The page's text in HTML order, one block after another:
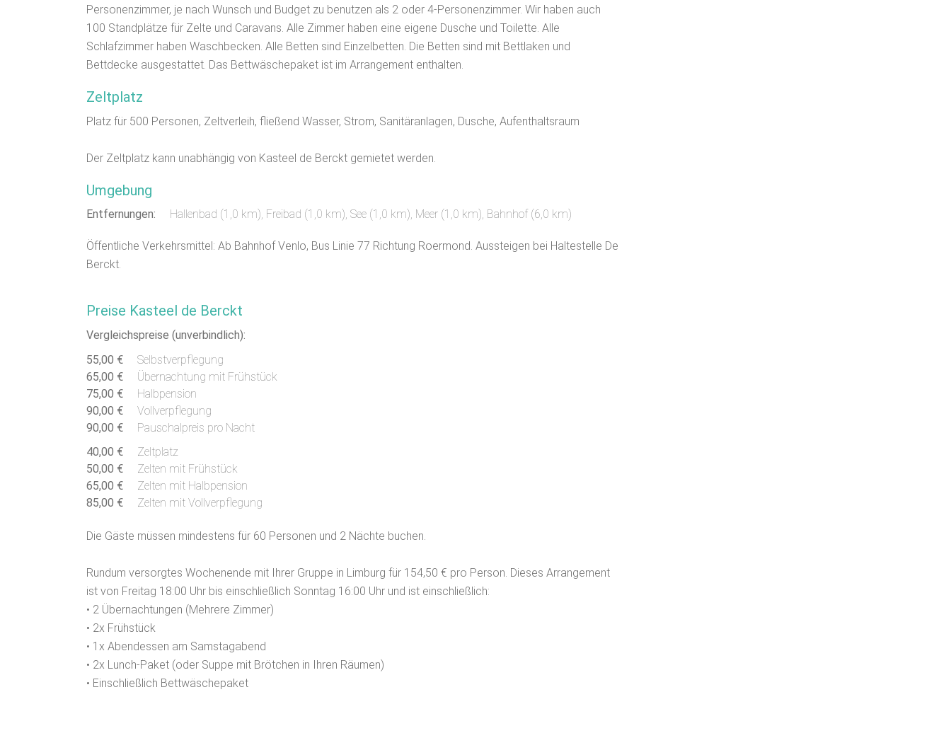
Personenzimmer, je nach Wunsch und Budget zu benutzen als 2 oder 4-Personenzimmer. Wir haben auch
100 Standplätze für Zelte und Caravans. Alle Zimmer haben eine eigene Dusche und Toilette. Alle
Schlafzimmer haben Waschbecken. Alle Betten sind Einzelbetten. Die Betten sind mit Bettlaken und
Bettdecke ausgestattet. Das Bettwäschepaket ist im Arrangement enthalten.
Zeltplatz
Platz für 500 Personen, Zeltverleih, fließend Wasser, Strom, Sanitäranlagen, Dusche, Aufenthaltsraum
Der Zeltplatz kann unabhängig von Kasteel de Berckt gemietet werden.
Umgebung
Entfernungen: Hallenbad (1,0 km), Freibad (1,0 km), See (1,0 km), Meer (1,0 km), Bahnhof (6,0 km)
Öffentliche Verkehrsmittel: Ab Bahnhof Venlo, Bus Linie 77 Richtung Roermond. Aussteigen bei Haltestelle De
Berckt.
Preise Kasteel de Berckt
Vergleichspreise (unverbindlich):
55,00 €
Selbstverpflegung
65,00 €
Übernachtung mit Frühstück
75,00 €
Halbpension
90,00 €
Vollverpflegung
90,00 €
Pauschalpreis pro Nacht
40,00 €
Zeltplatz
50,00 €
Zelten mit Frühstück
65,00 €
Zelten mit Halbpension
85,00 €
Zelten mit Vollverpflegung
Die Gäste müssen mindestens für 60 Personen und 2 Nächte buchen.
Rundum versorgtes Wochenende mit Ihrer Gruppe in Limburg für 154,50 € pro Person. Dieses Arrangement
ist von Freitag 18:00 Uhr bis einschließlich Sonntag 16:00 Uhr und ist einschließlich:
• 2 Übernachtungen (Mehrere Zimmer)
• 2x Frühstück
• 1x Abendessen am Samstagabend
• 2x Lunch-Paket (oder Suppe mit Brötchen in Ihren Räumen)
• Einschließlich Bettwäschepaket